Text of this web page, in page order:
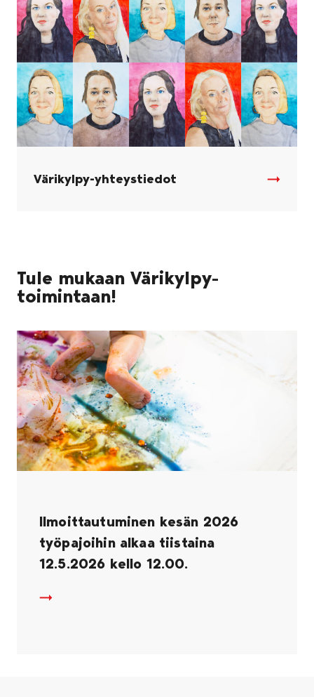
Värikylpy-yhteystiedot
Tule mukaan Värikylpy-
toimintaan!
Ilmoittautuminen kesän 2026
työpajoihin alkaa tiistaina
12.5.2026 kello 12.00.
Ilmoittautuminen kesän 2026 työpajoihin alkaa